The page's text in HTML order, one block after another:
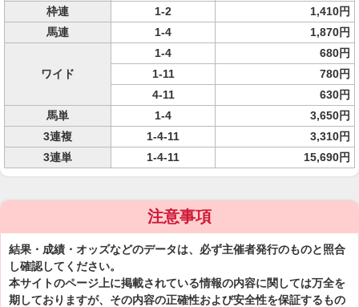
枠連
1-2
1,410円
馬連
1-4 1,870円
ワイド
1-4
680円
1-11
780円
4-11
630円
馬単
1-4
3,650円
3連複
1-4-11
3,310円
3連単
1-4-11 15,690円
注意事項
結果・成績・オッズなどのデータは、必ず主催者発行のものと照合
し確認してください。
本サイトのページ上に掲載されている情報の内容に関しては万全を
期しておりますが、その内容の正確性および安全性を保証するもの